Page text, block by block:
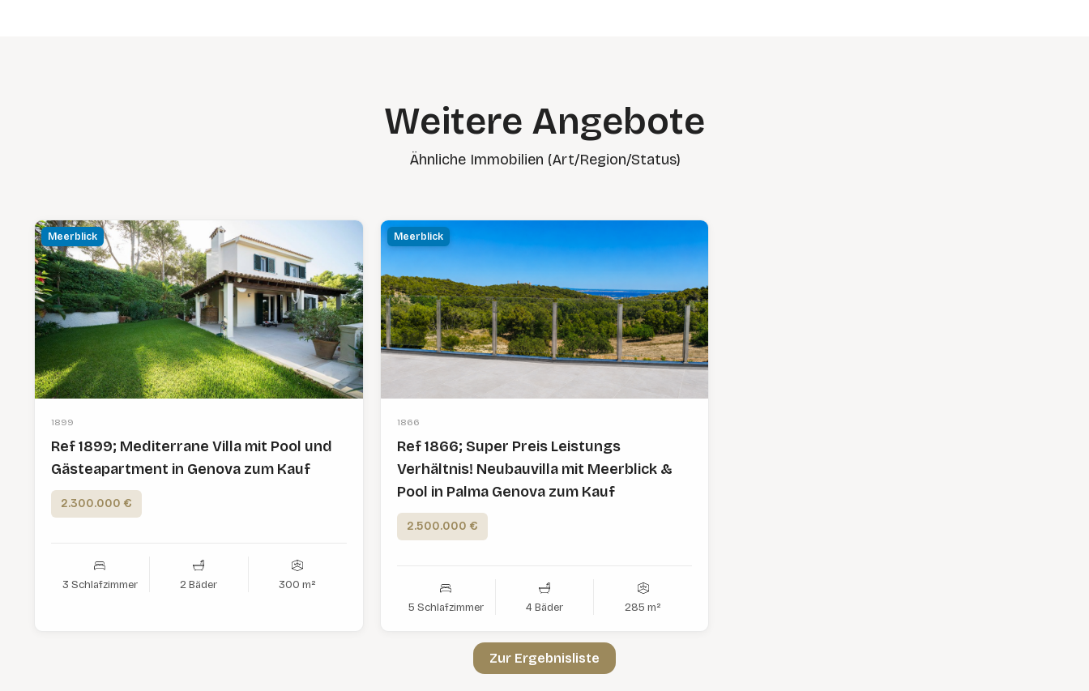
Weitere Angebote
Ähnliche Immobilien (Art/Region/Status)
Meerblick
1899
Ref 1899; Mediterrane Villa mit Pool und
Gästeapartment in Genova zum Kauf
2.300.000 €
3 Schlafzimmer 2 Bäder 300 m²
Meerblick
1866
Ref 1866; Super Preis Leistungs
Verhältnis! Neubauvilla mit Meerblick &
Pool in Palma Genova zum Kauf
2.500.000 €
5 Schlafzimmer 4 Bäder 285 m²
Zur Ergebnisliste